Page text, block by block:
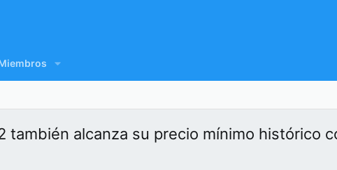
también alcanza su precio mínimo histórico